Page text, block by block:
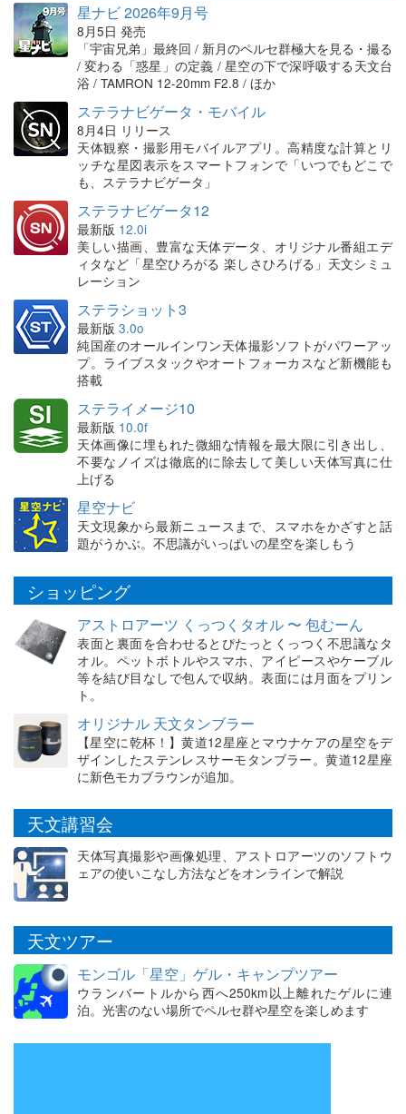
星ナビ 2026年9月号
8月5日 発売
「宇宙兄弟」最終回 / 新月のペルセ群極大を見る・撮る
/ 変わる「惑星」の定義 / 星空の下で深呼吸する天文台
浴 / TAMRON 12-20mm F2.8 / ほか
ステラナビゲータ・モバイル
8月4日 リリース
天体観察・撮影用モバイルアプリ。高精度な計算とリ
ッチな星図表示をスマートフォンで「いつでもどこで
も、ステラナビゲータ」
ステラナビゲータ12
最新版 12.0i
美しい描画、豊富な天体データ、オリジナル番組エデ
ィタなど「星空ひろがる 楽しさひろげる」天文シミュ
レーション
ステラショット3
最新版 3.0o
純国産のオールインワン天体撮影ソフトがパワーアッ
プ。ライブスタックやオートフォーカスなど新機能も
搭載
ステライメージ10
最新版 10.0f
天体画像に埋もれた微細な情報を最大限に引き出し、
不要なノイズは徹底的に除去して美しい天体写真に仕
上げる
星空ナビ
天文現象から最新ニュースまで、スマホをかざすと話
題がうかぶ。不思議がいっぱいの星空を楽しもう
ショッピング
アストロアーツ くっつくタオル 〜 包むーん
表面と裏面を合わせるとぴたっとくっつく不思議なタ
オル。ペットボトルやスマホ、アイピースやケーブル
等を結び目なしで包んで収納。表面には月面をプリン
ト。
オリジナル 天文タンブラー
【星空に乾杯！】黄道12星座とマウナケアの星空をデ
ザインしたステンレスサーモタンブラー。黄道12星座
に新色モカブラウンが追加。
天文講習会
天体写真撮影や画像処理、アストロアーツのソフトウ
ェアの使いこなし方法などをオンラインで解説
天文ツアー
モンゴル「星空」ゲル・キャンプツアー
ウランバートルから西へ250km以上離れたゲルに連
泊。光害のない場所でペルセ群や星空を楽しめます